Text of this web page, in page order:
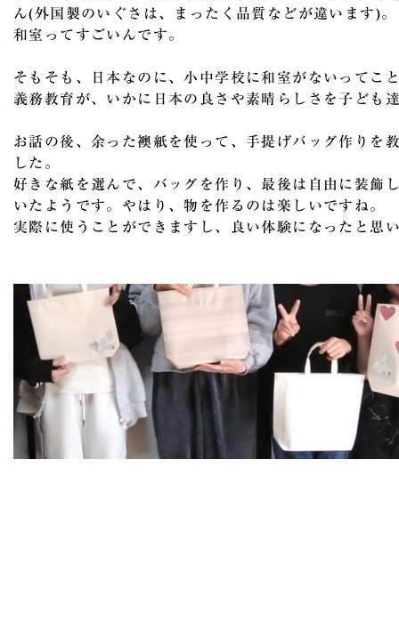
ん(外国製のいぐさは、まったく品質などが違います)。
和室ってすごいんです。
そもそも、日本なのに、小中学校に和室がないってこ
義務教育が、いかに日本の良さや素晴らしさを子ども
お話の後、余った襖紙を使って、手提げバッグ作りを
した。
好きな紙を選んで、バッグを作り、最後は自由に装飾
いたようです。やはり、物を作るのは楽しいですね。
実際に使うことができますし、良い体験になったと思